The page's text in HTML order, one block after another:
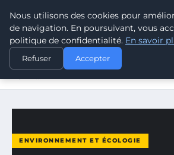
CLIMATE GUARDIAN
ACCUEIL
ENVIRONNEMENT ET ÉCOLOGIE
INATTENDU ET PÉRILLEUX : CE QUE J’AI
ENVIRONNEMENT ET ÉCOLOGIE
Nous utilisons des cookies pour
de navigation. En poursuivant, vous
politique de confidentialité. En savoir
Refuser Accepter